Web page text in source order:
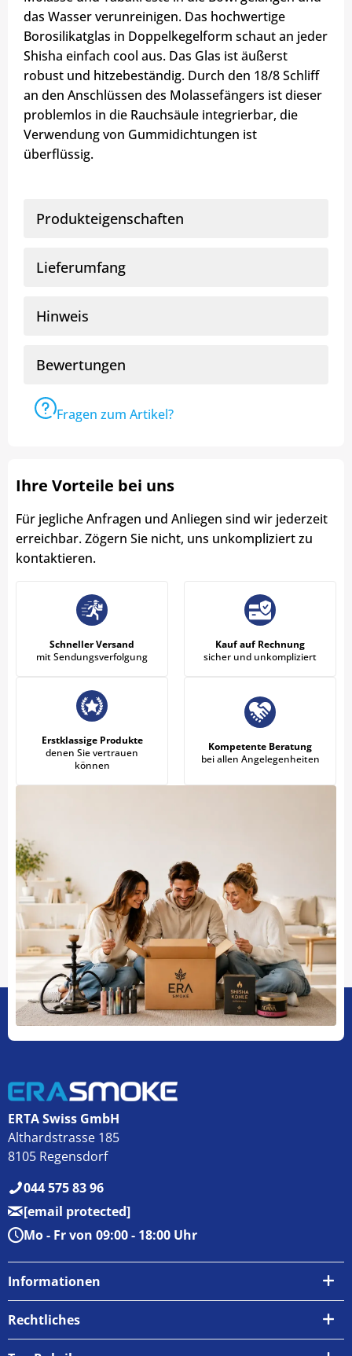
das Wasser verunreinigen. Das hochwertige
Borosilikatglas in Doppelkegelform schaut an jeder
Shisha einfach cool aus. Das Glas ist äußerst
robust und hitzebeständig. Durch den 18/8 Schliff
an den Anschlüssen des Molassefängers ist dieser
problemlos in die Rauchsäule integrierbar, die
Verwendung von Gummidichtungen ist
überflüssig.
Produkteigenschaften
Lieferumfang
Hinweis
Bewertungen
Fragen zum Artikel?
Ihre Vorteile bei uns
Für jegliche Anfragen und Anliegen sind wir jederzeit
erreichbar. Zögern Sie nicht, uns unkompliziert zu
kontaktieren.
Schneller Versand
mit Sendungsverfolgung
Kauf auf Rechnung
sicher und unkompliziert
Erstklassige Produkte
denen Sie vertrauen
können
Kompetente Beratung
bei allen Angelegenheiten
ERTA Swiss GmbH
Althardstrasse 185
8105 Regensdorf
044 575 83 96
[email protected]
Mo - Fr von 09:00 - 18:00 Uhr
Informationen
Über uns
Rechtliches